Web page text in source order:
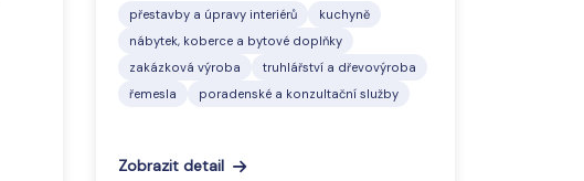
přestavby a úpravy interiérů
kuchyně
nábytek, koberce a bytové doplňky
zakázková výroba
truhlářství a dřevovýroba
řemesla
poradenské a konzultační služby
Zobrazit detail